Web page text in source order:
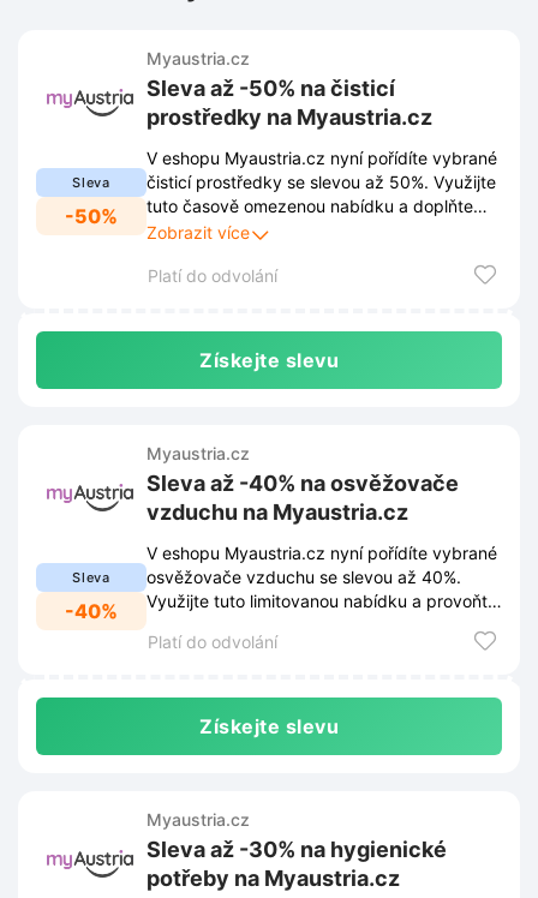
Sleva
-50%
Myaustria.cz
Sleva až -50% na čisticí
prostředky na Myaustria.cz
V eshopu Myaustria.cz nyní pořídíte vybrané
čisticí prostředky se slevou až 50%. Využijte
tuto časově omezenou nabídku a doplňte
zásoby pro úklid domácnosti za výhodné
Zobrazit více
Platí do odvolání
Získejte slevu
Sleva
-40%
Myaustria.cz
Sleva až -40% na osvěžovače
vzduchu na Myaustria.cz
V eshopu Myaustria.cz nyní pořídíte vybrané
osvěžovače vzduchu se slevou až 40%.
Využijte tuto limitovanou nabídku a provoňte
Platí do odvolání
Získejte slevu
Myaustria.cz
Sleva až -30% na hygienické
potřeby na Myaustria.cz